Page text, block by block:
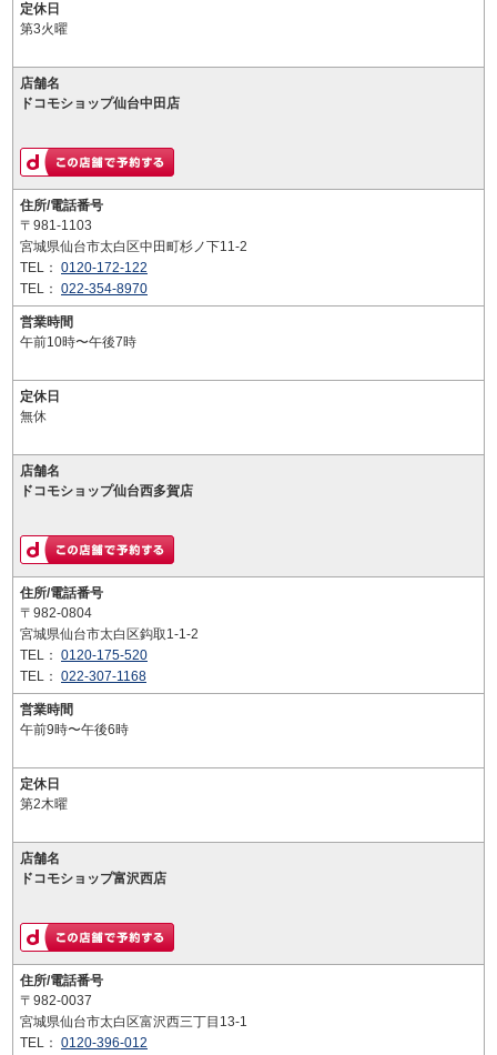
定休日
第3火曜
店舗名
ドコモショップ仙台中田店
住所/電話番号
〒981-1103
宮城県仙台市太白区中田町杉ノ下11-2
TEL： 0120-172-122
TEL： 022-354-8970
営業時間
午前10時〜午後7時
定休日
無休
店舗名
ドコモショップ仙台西多賀店
住所/電話番号
〒982-0804
宮城県仙台市太白区鈎取1-1-2
TEL： 0120-175-520
TEL： 022-307-1168
営業時間
午前9時〜午後6時
定休日
第2木曜
店舗名
ドコモショップ富沢西店
住所/電話番号
〒982-0037
宮城県仙台市太白区富沢西三丁目13-1
TEL： 0120-396-012